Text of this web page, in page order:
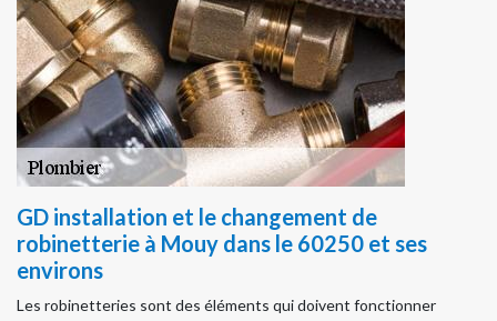
GD installation et le changement de
robinetterie à Mouy dans le 60250 et ses
environs
Les robinetteries sont des éléments qui doivent fonctionner